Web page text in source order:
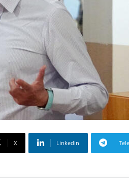
X Linkedin